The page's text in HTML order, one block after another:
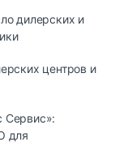
дилерских и
центров и
Сервис»:
для